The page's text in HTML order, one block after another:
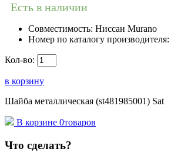
Есть в наличии
Совместимость: Ниссан Murano
Номер по каталогу производителя:
Кол-во:
в корзину
Шайба металлическая (st481985001) Sat
В корзине 0товаров
Что сделать?